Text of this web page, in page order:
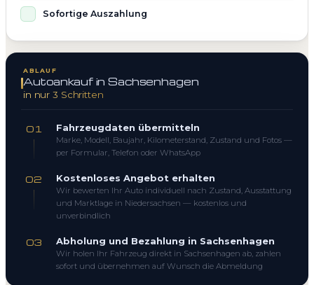
Sofortige Auszahlung
ABLAUF
Autoankauf in Sachsenhagen
in nur 3 Schritten
01 Fahrzeugdaten übermitteln
Marke, Modell, Baujahr, Kilometerstand, Zustand und Fotos —
per Formular, Telefon oder WhatsApp
02 Kostenloses Angebot erhalten
Wir bewerten Ihr Auto individuell nach Zustand, Ausstattung
und Marktlage in Niedersachsen — kostenlos und
unverbindlich
03 Abholung und Bezahlung in Sachsenhagen
Wir holen Ihr Fahrzeug direkt in Sachsenhagen ab, zahlen
sofort und übernehmen auf Wunsch die Abmeldung